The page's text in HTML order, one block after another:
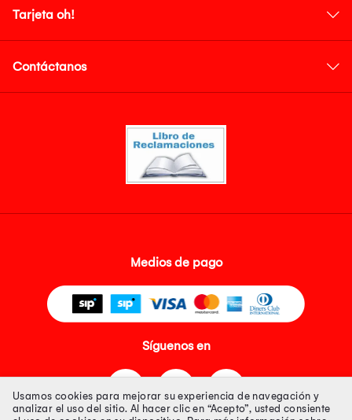
Tarjeta oh!
Contáctanos
Medios de pago
Síguenos en
Usamos cookies para mejorar su experiencia de navegación y
analizar el uso del sitio. Al hacer clic en “Acepto”, usted consiente